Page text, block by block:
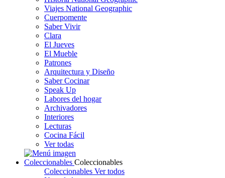
Viajes National Geographic
Cuerpomente
Saber Vivir
Clara
El Jueves
El Mueble
Patrones
Arquitectura y Diseño
Saber Cocinar
Speak Up
Labores del hogar
Archivadores
Interiores
Lecturas
Cocina Fácil
Ver todas
Coleccionables Coleccionables
Coleccionables Ver todos